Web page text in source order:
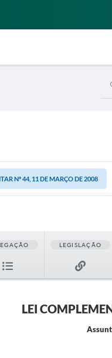
Nº 44, 11 DE MARÇO DE 2008
LEGISLAÇÃO
LEI